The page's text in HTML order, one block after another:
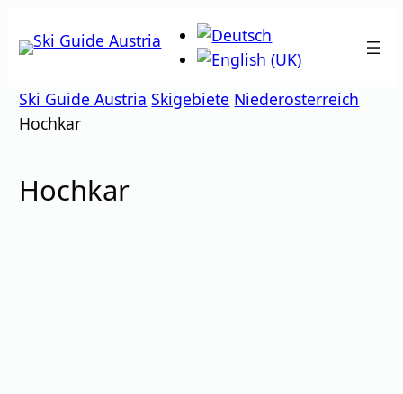
Inhalt
Ski Guide Austria Skigebiete Niederösterreich
Hochkar
Hochkar